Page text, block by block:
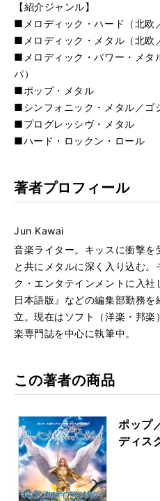
【紹介ジャンル】
■メロディック・ハード（北欧
■メロディック・メタル（北欧
■メロディック・パワー・メタ
パ）
■ポップ・メタル
■シンフォニック・メタル／ゴ
■プログレッシヴ・メタル
■ハード・ロックン・ロール
著者プロフィール
Jun Kawai
音楽ライター。キッスに衝撃
と共にメタルに深く入り込む
ク・エンタテインメントに入社
日本語版』などの編集部勤務
立。現在はソフト（洋楽・邦
楽専門誌を中心に執筆中。
この著者の商品
ポップ
ディス